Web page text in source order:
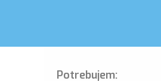
Potrebujem: